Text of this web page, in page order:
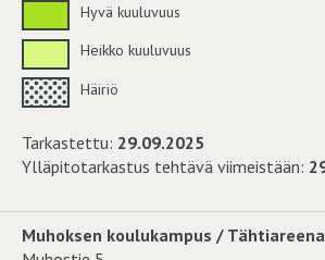
Hyvä kuuluvuus
Heikko kuuluvuus
Häiriö
Tarkastettu: 29.09.2025
Ylläpitotarkastus tehtävä viimeistään:
Muhoksen koulukampus / Tähtiareena